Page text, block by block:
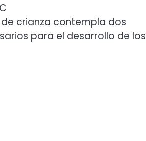
crianza contempla dos
para el desarrollo de los